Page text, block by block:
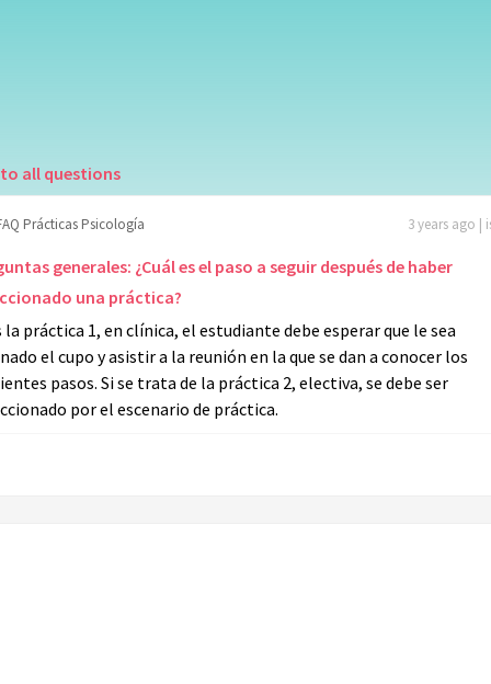
all questions
Prácticas Psicología 3 years ago |
generales: ¿Cuál es el paso a seguir después de haber
una práctica?
la práctica 1, en clínica, el estudiante debe esperar que le sea
el cupo y asistir a la reunión en la que se dan a conocer los
pasos. Si se trata de la práctica 2, electiva, se debe ser
por el escenario de práctica.